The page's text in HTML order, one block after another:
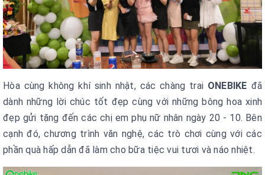
Hòa cùng không khí sinh nhật, các chàng trai ONEBIKE đã
dành những lời chúc tốt đẹp cùng với những bông hoa xinh
đẹp gửi tặng đến các chị em phụ nữ nhân ngày 20 - 10. Bên
cạnh đó, chương trình văn nghệ, các trò chơi cùng với các
phần quà hấp dẫn đã làm cho bữa tiệc vui tươi và náo nhiệt.